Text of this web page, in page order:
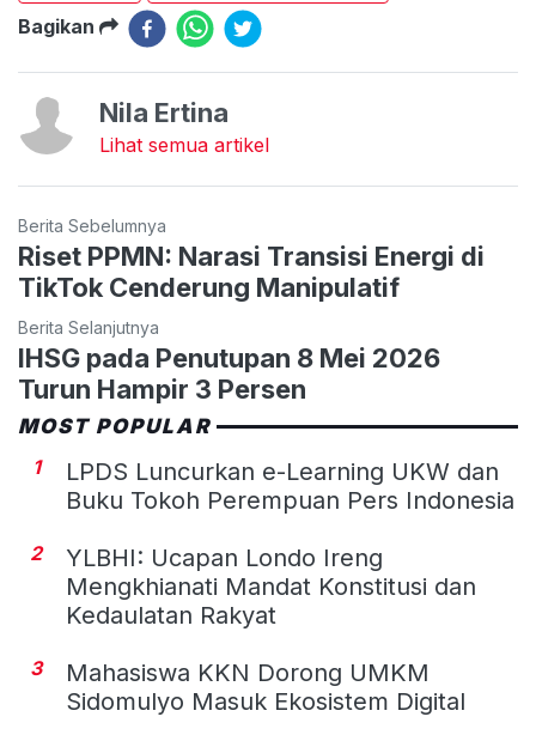
Bagikan
Nila Ertina
Lihat semua artikel
Berita Sebelumnya
Riset PPMN: Narasi Transisi Energi di
TikTok Cenderung Manipulatif
Berita Selanjutnya
IHSG pada Penutupan 8 Mei 2026
Turun Hampir 3 Persen
MOST POPULAR
1
LPDS Luncurkan e-Learning UKW dan
Buku Tokoh Perempuan Pers Indonesia
2
YLBHI: Ucapan Londo Ireng
Mengkhianati Mandat Konstitusi dan
Kedaulatan Rakyat
3
Mahasiswa KKN Dorong UMKM
Sidomulyo Masuk Ekosistem Digital